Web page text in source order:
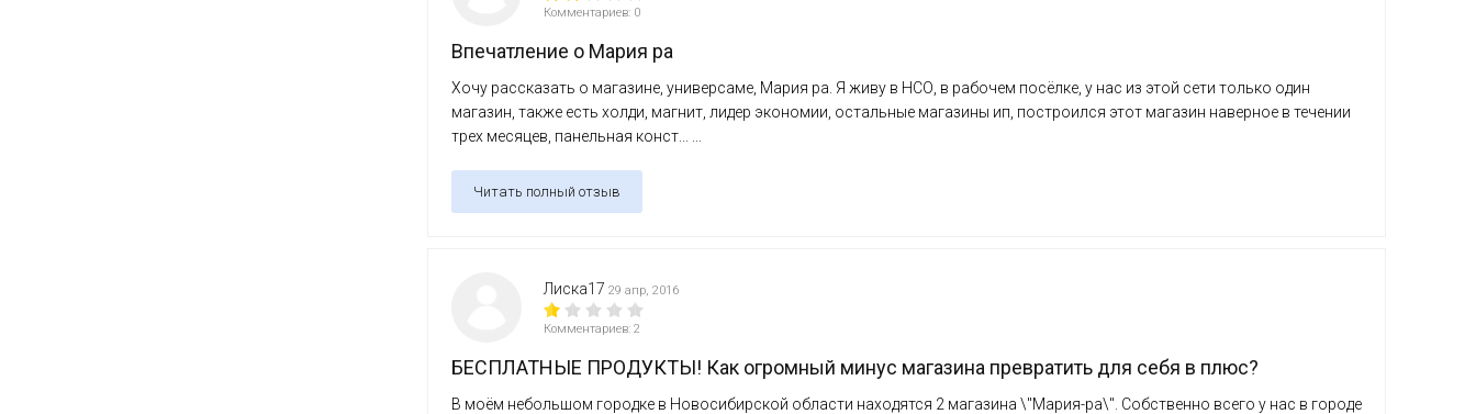
Комментариев: 0
Впечатление о Мария ра
Хочу рассказать о магазине, универсаме, Мария ра. Я живу в НСО, в рабочем посёлке, у нас из этой сети только один
магазин, также есть холди, магнит, лидер экономии, остальные магазины ип, построился этот магазин наверное в течении
трех месяцев, панельная конст... ...
Читать полный отзыв
Лиска17 29 апр, 2016
Комментариев: 2
БЕСПЛАТНЫЕ ПРОДУКТЫ! Как огромный минус магазина превратить для себя в плюс?
В моём небольшом городке в Новосибирской области находятся 2 магазина \"Мария-ра\". Собственно всего у нас в городе